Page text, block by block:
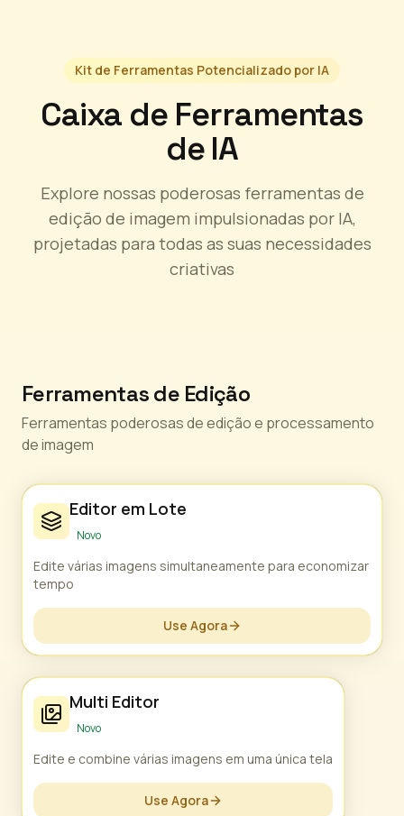
Kit de Ferramentas Potencializado por IA
Caixa de Ferramentas
de IA
Explore nossas poderosas ferramentas de
edição de imagem impulsionadas por IA,
projetadas para todas as suas necessidades
criativas
Ferramentas de Edição
Ferramentas poderosas de edição e processamento
de imagem
Editor em Lote
Novo
Edite várias imagens simultaneamente para economizar
tempo
Use Agora
Multi Editor
Novo
Edite e combine várias imagens em uma única tela
Use Agora